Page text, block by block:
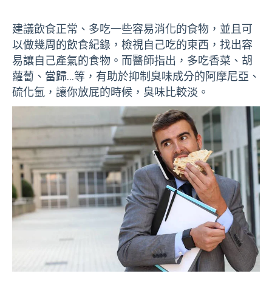
建議飲食正常、多吃一些容易消化的食物，並且可
以做幾周的飲食紀錄，檢視自己吃的東西，找出容
易讓自己產氣的食物。而醫師指出，多吃香菜、胡
蘿蔔、當歸…等，有助於抑制臭味成分的阿摩尼亞、
硫化氫，讓你放屁的時候，臭味比較淡。